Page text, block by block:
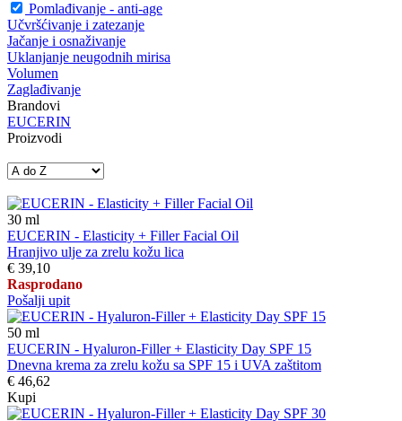
Pomlađivanje - anti-age
Učvršćivanje i zatezanje
Jačanje i osnaživanje
Uklanjanje neugodnih mirisa
Volumen
Zaglađivanje
Brandovi
EUCERIN
Proizvodi
30 ml
EUCERIN - Elasticity + Filler Facial Oil
Hranjivo ulje za zrelu kožu lica
€ 39,10
Rasprodano
Pošalji upit
50 ml
EUCERIN - Hyaluron-Filler + Elasticity Day SPF 15
Dnevna krema za zrelu kožu sa SPF 15 i UVA zaštitom
€ 46,62
Kupi